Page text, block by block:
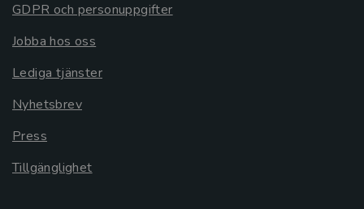
GDPR och personuppgifter
Jobba hos oss
Lediga tjänster
Nyhetsbrev
Press
Tillgänglighet